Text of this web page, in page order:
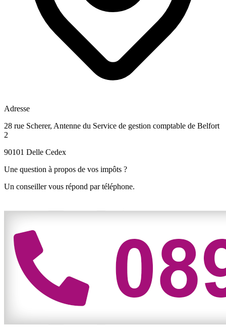
Adresse
28 rue Scherer, Antenne du Service de gestion comptable de Belfort
2
90101 Delle Cedex
Une question à propos de vos impôts ?
Un conseiller vous répond par téléphone.